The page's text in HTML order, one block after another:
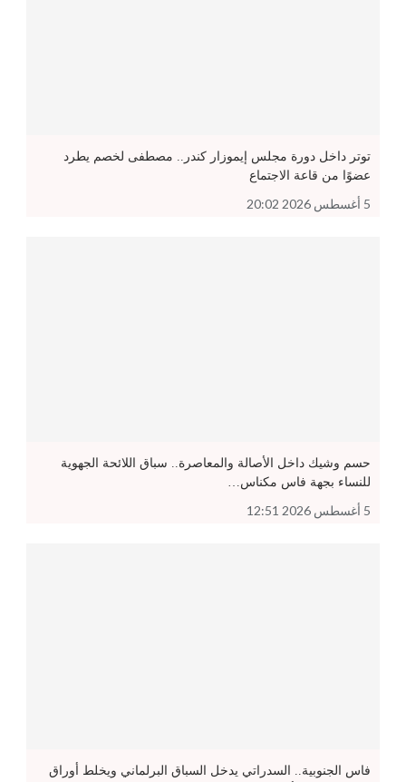
توتر داخل دورة مجلس إيموزار كندر.. مصطفى لخصم يطرد
عضوًا من قاعة الاجتماع
5 أغسطس 2026 20:02
حسم وشيك داخل الأصالة والمعاصرة.. سباق اللائحة الجهوية
للنساء بجهة فاس مكناس…
5 أغسطس 2026 12:51
فاس الجنوبية.. السدراتي يدخل السباق البرلماني ويخلط أوراق